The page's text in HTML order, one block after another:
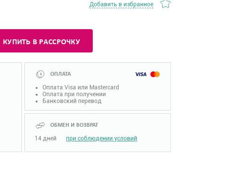
Добавить в избранное
КУПИТЬ В РАССРОЧКУ
ОПЛАТА
Оплата Visa или Mastercard
Оплата при получении
Банковский перевод
ОБМЕН И ВОЗВРАТ
14 дней при соблюдении условий